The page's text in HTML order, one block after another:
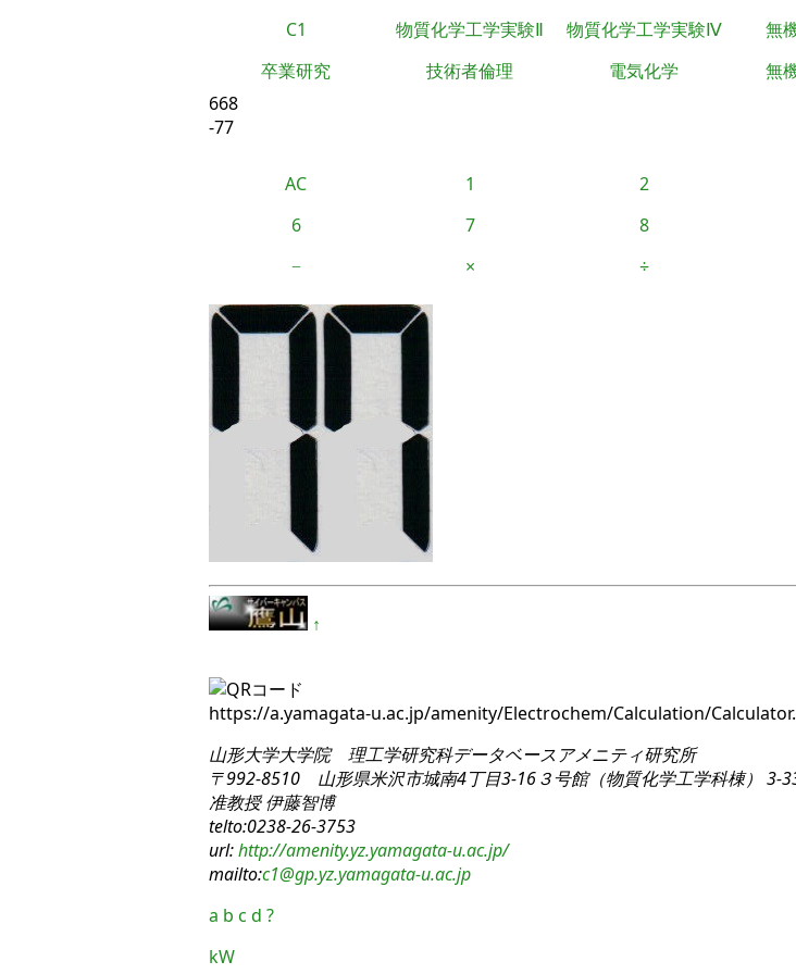
C1 物質化学工学実験Ⅱ 物質化学工学実験Ⅳ 無
卒業研究
技術者倫理 電気化学 無
668
-77
AC 1 2
6
7 8
−
× ÷
↑
https://a.yamagata-u.ac.jp/amenity/Electrochem/Calculation/
山形大学大学院 理工学研究科データベースアメニティ研究所
〒992-8510 山形県米沢市城南4丁目3-16３号館（物質化学工学科棟） 3-
准教授 伊藤智博
telto:0238-26-3753
url:http://amenity.yz.yamagata-u.ac.jp/
mailto:c1@gp.yz.yamagata-u.ac.jp
a b c d ?
kW